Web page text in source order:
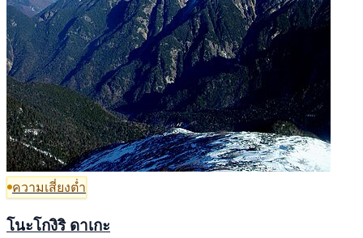
ความเสี่ยงต่ำ
โนะโกงิริ ดาเกะ